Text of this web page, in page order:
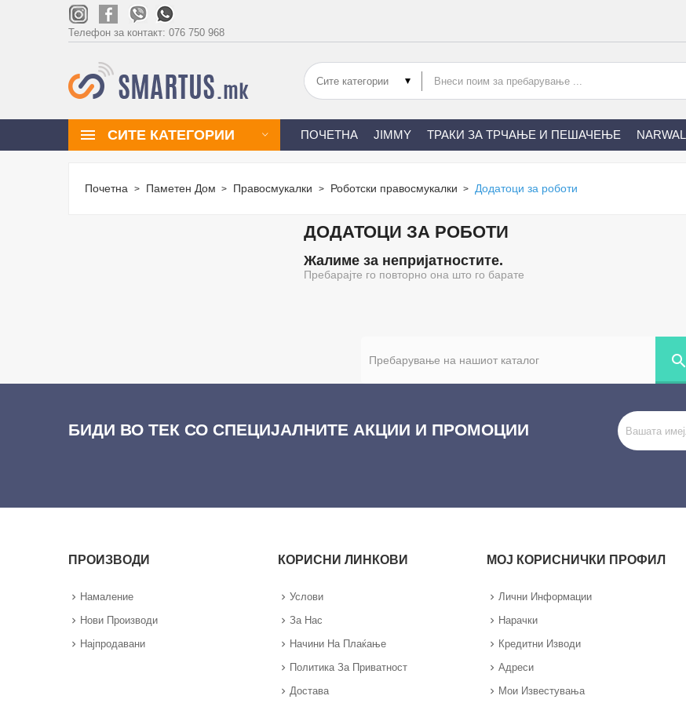
Телефон за контакт: 076 750 968
СИТЕ КАТЕГОРИИ ПОЧЕТНА JIMMY ТРАКИ ЗА ТРЧАЊЕ И ПЕШАЧЕЊЕ NARWAL
Почетна Паметен Дом Правосмукалки Роботски правосмукалки Додатоци за роботи
ДОДАТОЦИ ЗА РОБОТИ
Жалиме за непријатностите.
Пребарајте го повторно она што го барате
search
БИДИ ВО ТЕК СО СПЕЦИЈАЛНИТЕ АКЦИИ И ПРОМОЦИИ
ПРОИЗВОДИ
Намаление
Нови Производи
Најпродавани
КОРИСНИ ЛИНКОВИ
Услови
За Нас
Начини На Плаќање
Политика За Приватност
Достава
МОЈ КОРИСНИЧКИ ПРОФИЛ
Лични Информации
Нарачки
Кредитни Изводи
Адреси
Мои Известувања